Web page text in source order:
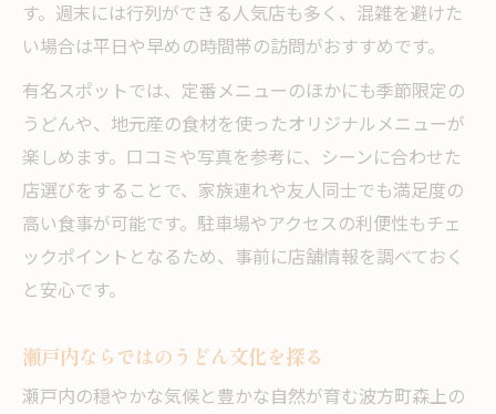
す。週末には行列ができる人気店も多く、混雑を避けた
い場合は平日や早めの時間帯の訪問がおすすめです。
有名スポットでは、定番メニューのほかにも季節限定の
うどんや、地元産の食材を使ったオリジナルメニューが
楽しめます。口コミや写真を参考に、シーンに合わせた
店選びをすることで、家族連れや友人同士でも満足度の
高い食事が可能です。駐車場やアクセスの利便性もチェ
ックポイントとなるため、事前に店舗情報を調べておく
と安心です。
瀬戸内ならではのうどん文化を探る
瀬戸内の穏やかな気候と豊かな自然が育む波方町森上の